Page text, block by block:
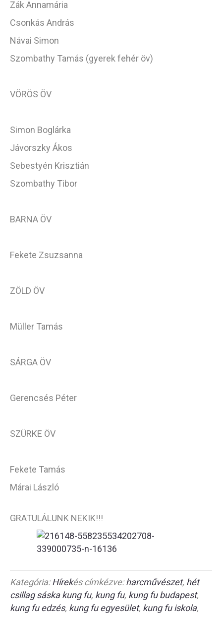
Zák Annamária
Csonkás András
Návai Simon
Szombathy Tamás (gyerek fehér öv)
VÖRÖS ÖV
Simon Boglárka
Jávorszky Ákos
Sebestyén Krisztián
Szombathy Tibor
BARNA ÖV
Fekete Zsuzsanna
ZÖLD ÖV
Müller Tamás
SÁRGA ÖV
Gerencsés Péter
SZÜRKE ÖV
Fekete Tamás
Márai László
GRATULÁLUNK NEKIK!!!
Kategória:Hírekés címkézve:harcművészet, hét
csillag sáska kung fu, kung fu, kung fu budapest,
kung fu edzés, kung fu egyesület, kung fu iskola,